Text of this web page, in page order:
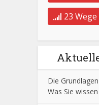
23
Die
Was Sie